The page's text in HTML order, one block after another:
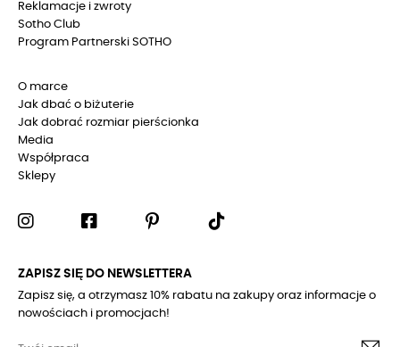
Reklamacje i zwroty
Sotho Club
Program Partnerski SOTHO
O marce
Jak dbać o biżuterie
Jak dobrać rozmiar pierścionka
Media
Współpraca
Sklepy
ZAPISZ SIĘ DO NEWSLETTERA
Zapisz się, a otrzymasz 10% rabatu na zakupy oraz informacje o
nowościach i promocjach!